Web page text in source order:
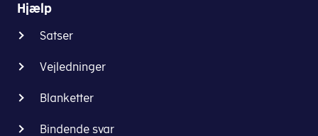
Hjælp
Satser
Vejledninger
Blanketter
Bindende svar